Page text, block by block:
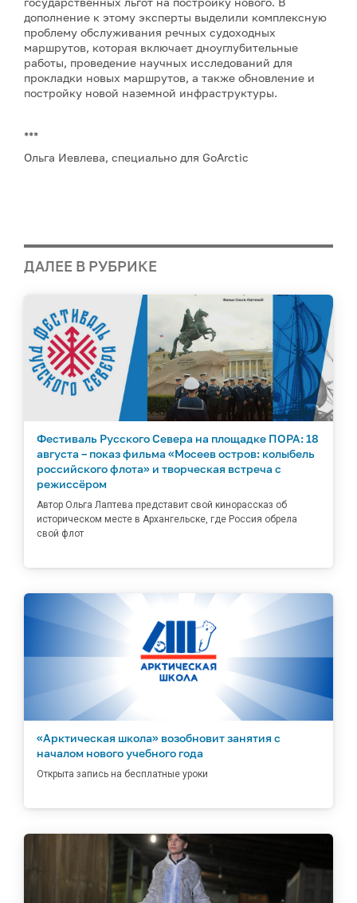
дополнение к этому эксперты выделили комплексную
проблему обслуживания речных судоходных
маршрутов, которая включает дноуглубительные
работы, проведение научных исследований для
прокладки новых маршрутов, а также обновление и
постройку новой наземной инфраструктуры.
***
Ольга Иевлева, специально для GoArctic
ДАЛЕЕ В РУБРИКЕ
Фестиваль Русского Севера на площадке ПОРА: 18
августа – показ фильма «Мосеев остров: колыбель
российского флота» и творческая встреча с
режиссёром
Автор Ольга Лаптева представит свой кинорассказ об
историческом месте в Архангельске, где Россия обрела
свой флот
«Арктическая школа» возобновит занятия с
началом нового учебного года
Открыта запись на бесплатные уроки